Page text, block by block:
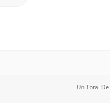
Un Total De